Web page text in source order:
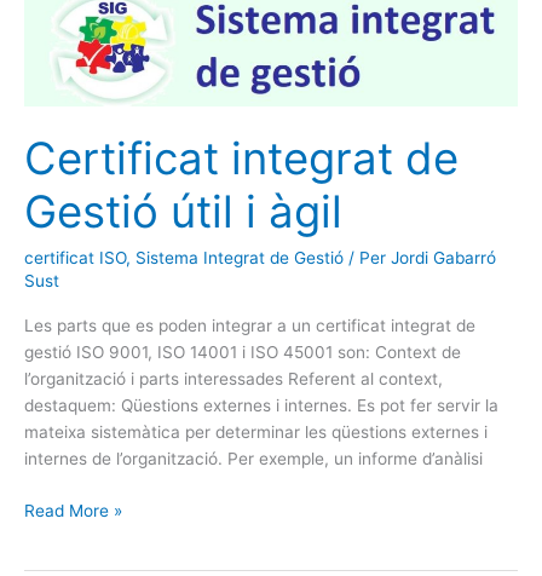
Certificat integrat de
Gestió útil i àgil
certificat ISO, Sistema Integrat de Gestió / Per Jordi Gabarró
Sust
Les parts que es poden integrar a un certificat integrat de
gestió ISO 9001, ISO 14001 i ISO 45001 son: Context de
l’organització i parts interessades Referent al context,
destaquem: Qüestions externes i internes. Es pot fer servir la
mateixa sistemàtica per determinar les qüestions externes i
internes de l’organització. Per exemple, un informe d’anàlisi
integrat
Gestió
àgil
Read More »